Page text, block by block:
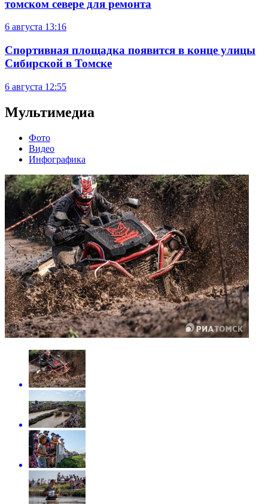
томском севере для ремонта
6 августа 13:16
Спортивная площадка появится в конце улицы
Сибирской в Томске
6 августа 12:55
Мультимедиа
Фото
Видео
Инфографика